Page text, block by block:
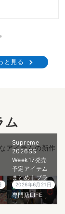
と見る
ム
アイテムの新作
Supreme
2026SS
Week17発売
予定アイテム
まとめ｜ブラ
ンド古着買取
専門店LIFE
2026年6月21日